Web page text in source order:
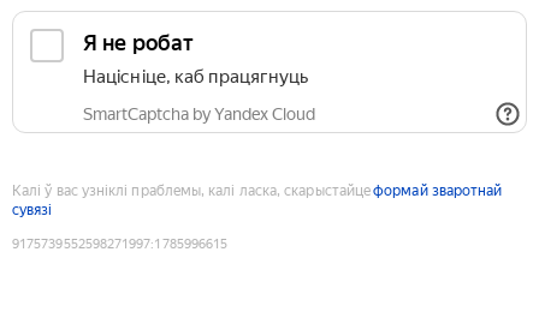
Я не робат
Націсніце, каб працягнуць
SmartCaptcha by Yandex Cloud
Калі ў вас узніклі праблемы, калі ласка, скарыстайцеформай зваротнай
сувязі
9175739552598271997:1785996615